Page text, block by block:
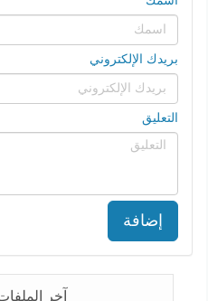
بريدك الإلكتروني
التعليق
إضافة
آخر